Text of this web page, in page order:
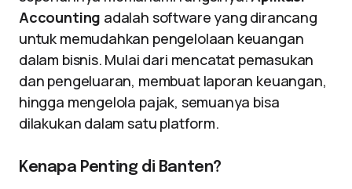
Accounting adalah software yang dirancang
untuk memudahkan pengelolaan keuangan
dalam bisnis. Mulai dari mencatat pemasukan
dan pengeluaran, membuat laporan keuangan,
hingga mengelola pajak, semuanya bisa
dilakukan dalam satu platform.
Kenapa Penting di Banten?